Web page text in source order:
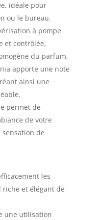
idéale pour
ou le bureau.
à pompe
et contrôlée,
du parfum.
apporte une note
ainsi une
permet de
de votre
de
les
riche et élégant de
une utilisation